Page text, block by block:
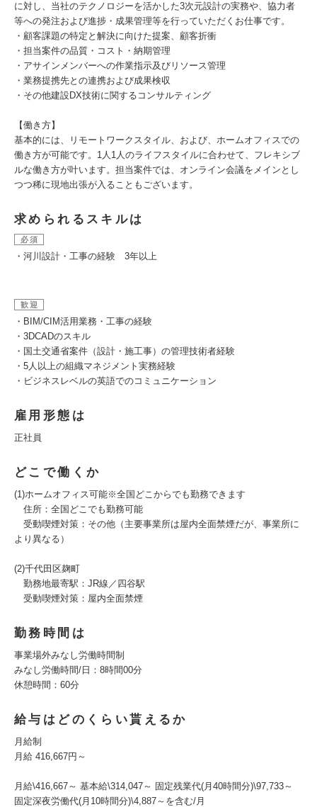
に対し、当社のテクノロジーを活かした3次元設計の実務や、協力者
等への発注および進捗・成果管理等を行っていただくお仕事です。
・顧客課題の特定と解決に向けた提案、顧客折衝
・担当案件の品質・コスト・納期管理
・アサインメンバーへの作業指示及びリソース管理
・業務提携先との連携および成果検収
・その他建設DX技術に関するコンサルティング
【働き方】
基本的には、リモートワークスタイル、および、ホームオフィスでの
働き方が可能です。1人1人のライフスタイルに合わせて、フレキシブ
ルな働き方が叶います。担当案件では、オンライン会議をメインとし
つつ稀に現地出張が入ることもございます。
求められるスキルは
必須
・河川設計・工事の経験 3年以上
歓迎
・BIM/CIM活用業務・工事の経験
・3DCADのスキル
・国土交通省案件（設計・施工事）の管理技術者経験
・5人以上の組織マネジメント実務経験
・ビジネスレベルの英語でのコミュニケーション
雇用形態は
正社員
どこで働くか
(1)ホームオフィス可能※全国どこからでも勤務できます
住所：全国どこでも勤務可能
受動喫煙対策：その他（主要事業所は屋内全面禁煙だが、事業所に
より異なる）
(2)千代田区麹町
勤務地最寄駅：JR線／四谷駅
受動喫煙対策：屋内全面禁煙
勤務時間は
事業場外みなし労働時間制
みなし労働時間/日：8時間00分
休憩時間：60分
給与はどのくらい貰えるか
月給制
月給 416,667円～
月給\416,667～ 基本給\314,047～ 固定残業代(月40時間分)\97,733～
固定深夜労働代(月10時間分)\4,887～を含む/月